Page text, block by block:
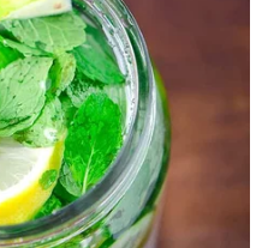
de Zendaya, la
Bennett
éxito en Euphoria, te contamos
sorprender de la joven actriz
Euphoria